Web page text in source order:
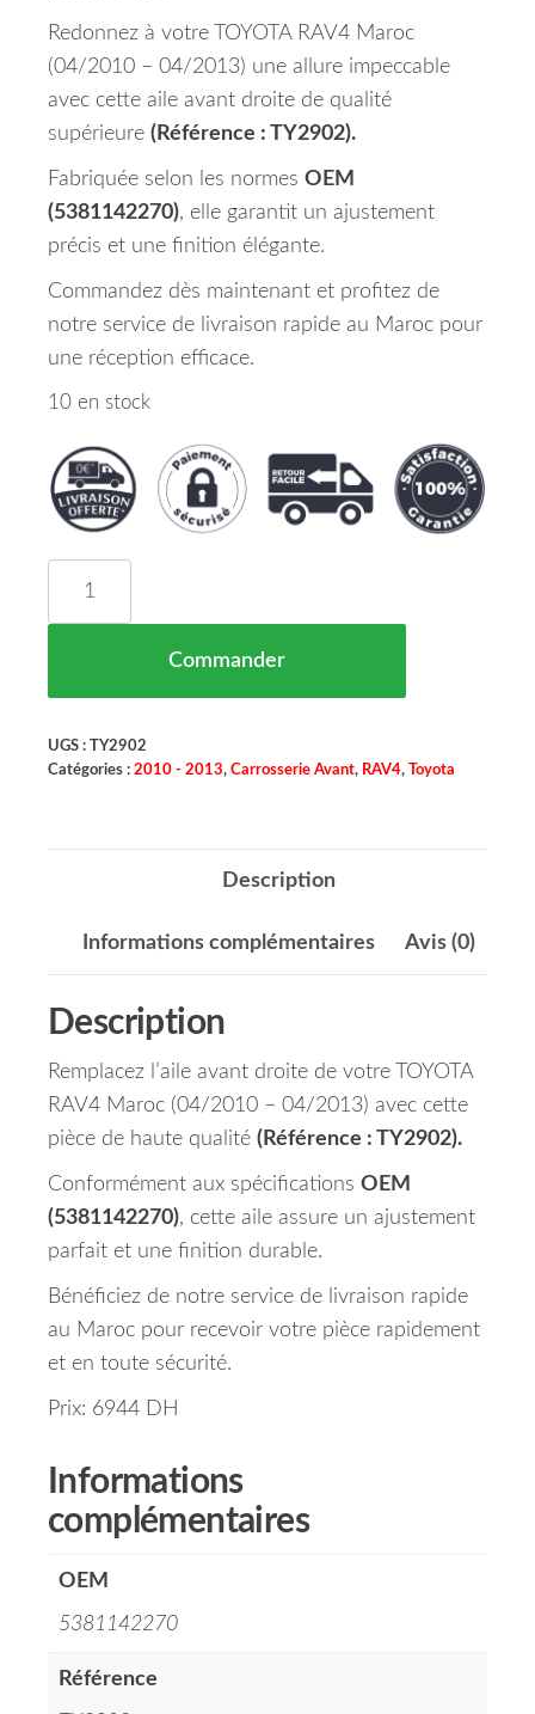
Redonnez à votre TOYOTA RAV4 Maroc
(04/2010 – 04/2013) une allure impeccable
avec cette aile avant droite de qualité
supérieure (Référence : TY2902).
Fabriquée selon les normes OEM
(5381142270), elle garantit un ajustement
précis et une finition élégante.
Commandez dès maintenant et profitez de
notre service de livraison rapide au Maroc pour
une réception efficace.
10 en stock
Commander
UGS : TY2902
Catégories : 2010 - 2013, Carrosserie Avant, RAV4, Toyota
Description
Informations complémentaires Avis (0)
Description
Remplacez l’aile avant droite de votre TOYOTA
RAV4 Maroc (04/2010 – 04/2013) avec cette
pièce de haute qualité (Référence : TY2902).
Conformément aux spécifications OEM
(5381142270), cette aile assure un ajustement
parfait et une finition durable.
Bénéficiez de notre service de livraison rapide
au Maroc pour recevoir votre pièce rapidement
et en toute sécurité.
Prix: 6944 DH
Informations
complémentaires
OEM
5381142270
Référence